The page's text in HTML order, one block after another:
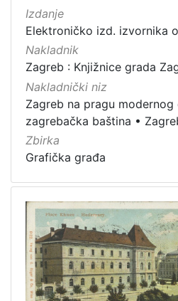
Izdanje
Elektroničko izd. izvornika
Nakladnik
Zagreb : Knjižnice grada
Nakladnički niz
Zagreb na pragu modernog
zagrebačka baština •
Zbirka
Grafička građa